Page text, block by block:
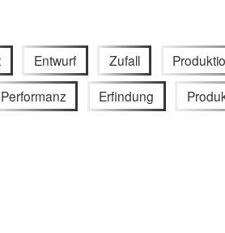
Entwurf Zufall
Performanz Erfindung